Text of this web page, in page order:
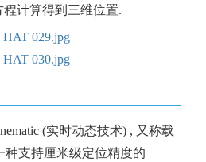
计算得到三维位置.
(实时动态技术) , 又称载
种支持厘米级定位精度的